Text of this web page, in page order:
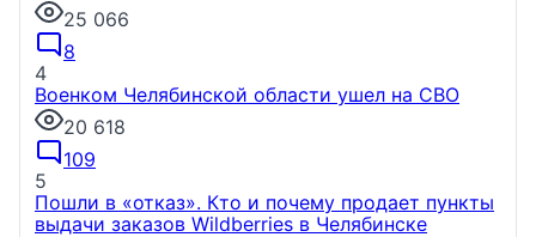
25 066
8
4
Военком Челябинской области ушел на СВО
20 618
109
5
Пошли в «отказ». Кто и почему продает пункты
выдачи заказов Wildberries в Челябинске